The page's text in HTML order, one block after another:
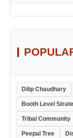
Dilip Chaudhary
Booth Level
Tribal Community
Peepal Tree